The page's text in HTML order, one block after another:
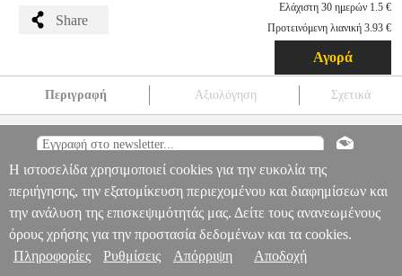
Share
Ελάχιστη 30 ημερών 1.5 €
Προτεινόμενη λιανική 3.93 €
Αγορά
Περιγραφή Αξιολόγηση Σχετικά
OEM ΘΗΚΗ S CASE FOR LG L90 PURPLE
1.50
Πληροφορίες & Υπηρεσίες >
Η ιστοσελίδα χρησιμοποιεί cookies για την ευκολία της
περιήγησης, την εξατομίκευση περιεχομένου και διαφημίσεων και
την ανάλυση της επισκεψιμότητάς μας. Δείτε τους ανανεωμένους
όρους χρήσης για την προστασία δεδομένων και τα cookies.
Πληροφορίες
Ρυθμίσεις Απόρριψη Αποδοχή